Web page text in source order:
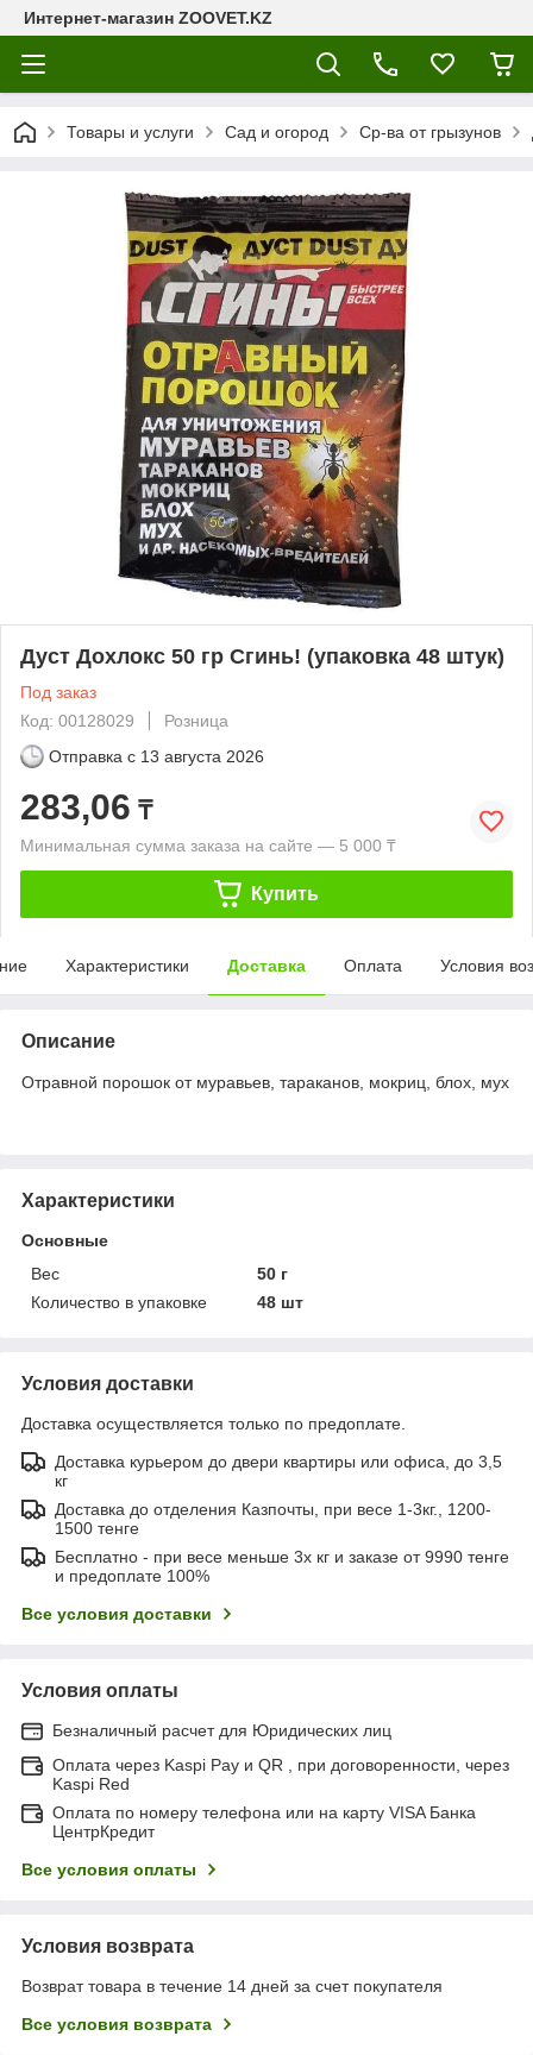
Интернет-магазин ZOOVET.KZ
Товары и услуги Сад и огород Ср-ва от грызунов
Дуст Дохлокс 50 гр Сгинь! (упаковка 48 штук)
Под заказ
Код: 00128029
Розница
Отправка с 13 августа 2026
283,06 ₸
Минимальная сумма заказа на сайте — 5 000 ₸
Купить
Характеристики Доставка Оплата Условия
Описание
Отравной порошок от муравьев, тараканов, мокриц, блох, мух
Характеристики
Основные
Вес
50 г
Количество в упаковке
48 шт
Условия доставки
Доставка осуществляется только по предоплате.
Доставка курьером до двери квартиры или офиса, до 3,5
кг
Доставка до отделения Казпочты, при весе 1-3кг., 1200-
1500 тенге
Бесплатно - при весе меньше 3х кг и заказе от 9990 тенге
и предоплате 100%
Все условия доставки
Условия оплаты
Безналичный расчет для Юридических лиц
Оплата через Kaspi Pay и QR , при договоренности, через
Kaspi Red
Оплата по номеру телефона или на карту VISA Банка
ЦентрКредит
Все условия оплаты
Условия возврата
Возврат товара в течение 14 дней за счет покупателя
Все условия возврата